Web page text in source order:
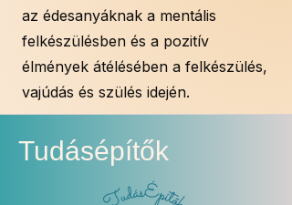
az édesanyáknak a mentális
felkészülésben és a pozitív
élmények átélésében a felkészülés,
vajúdás és szülés idején.
Tudásépítők